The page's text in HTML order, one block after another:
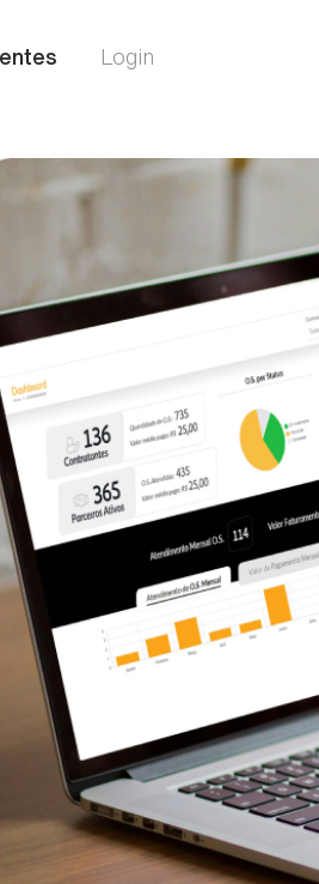
Login